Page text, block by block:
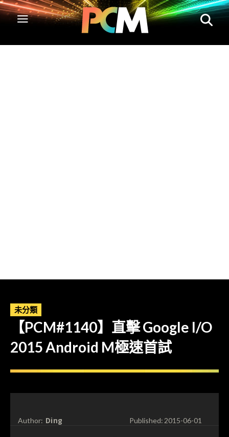
未分類
【PCM#1140】直擊 Google I/O
2015 Android M極速首試
Author: Ding Published:2015-06-01